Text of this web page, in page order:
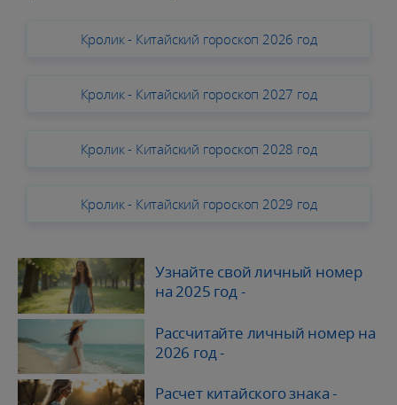
Кролик - Китайский гороскоп 2026 год
Кролик - Китайский гороскоп 2027 год
Кролик - Китайский гороскоп 2028 год
Кролик - Китайский гороскоп 2029 год
Узнайте свой личный номер
на 2025 год-
Рассчитайте личный номер на
2026 год-
Расчет китайского знака-